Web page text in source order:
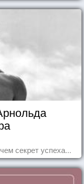
секрет успеха...